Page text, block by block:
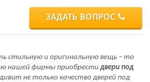
ЗАДАТЬ ВОПРОС
стильную и оригинальную вещь – то
нашей фирмы приобрести двери под
не только качество дверей под